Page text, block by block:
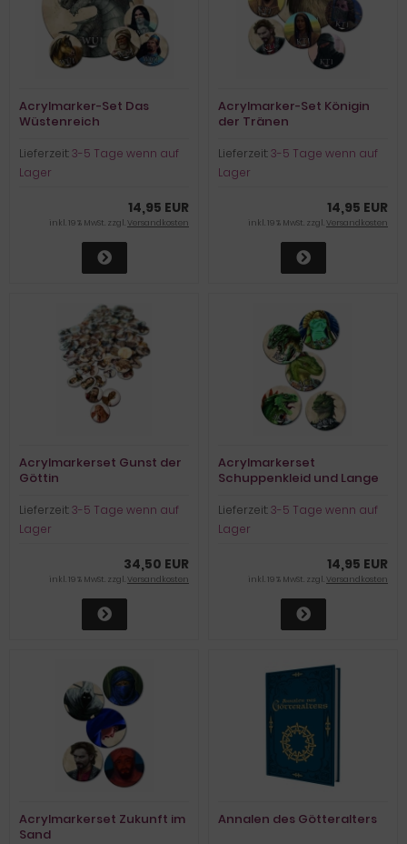
Acrylmarker-Set Das
Wüstenreich
Lieferzeit:3-5 Tage wenn auf
Lager
14,95 EUR
inkl. 19 % MwSt. zzgl.Versandkosten
Acrylmarker-Set Königin
der Tränen
Lieferzeit:3-5 Tage wenn auf
Lager
14,95 EUR
inkl. 19 % MwSt. zzgl.Versandkosten
Acrylmarkerset Gunst der
Göttin
Lieferzeit:3-5 Tage wenn auf
Lager
34,50 EUR
inkl. 19 % MwSt. zzgl.Versandkosten
Acrylmarkerset
Schuppenkleid und Lange
Lieferzeit:3-5 Tage wenn auf
Lager
14,95 EUR
inkl. 19 % MwSt. zzgl.Versandkosten
Acrylmarkerset Zukunft im
Sand
Annalen des Götteralters